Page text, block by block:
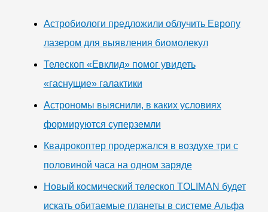
Астробиологи предложили облучить Европу
лазером для выявления биомолекул
Телескоп «Евклид» помог увидеть
«гаснущие» галактики
Астрономы выяснили, в каких условиях
формируются суперземли
Квадрокоптер продержался в воздухе три с
половиной часа на одном заряде
Новый космический телескоп TOLIMAN будет
искать обитаемые планеты в системе Альфа